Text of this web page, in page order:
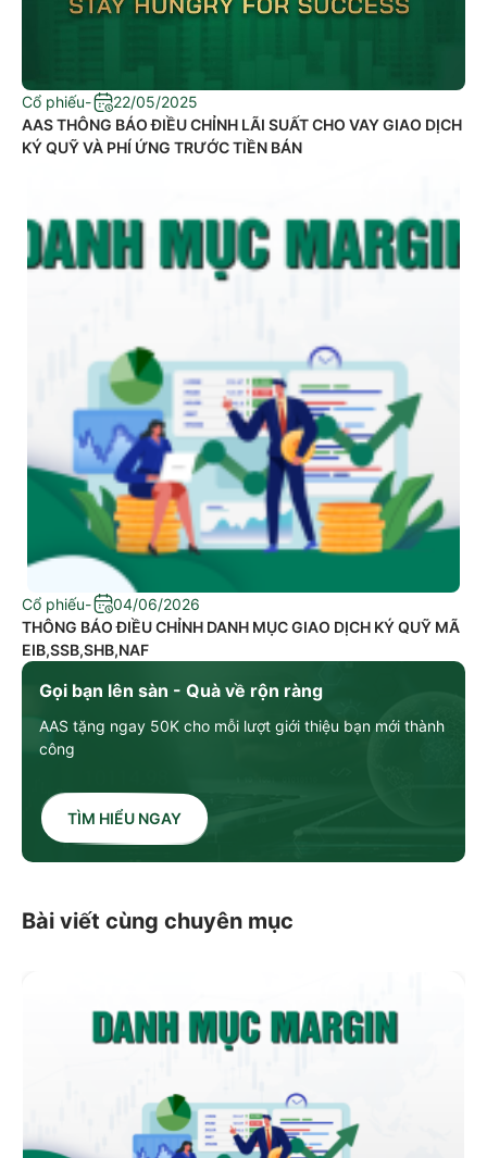
Gọi bạn lên sàn - Quà về rộn ràng
AAS tặng ngay 50K cho mỗi lượt giới thiệu bạn mới thành
công
TÌM HIỂU NGAY
Cổ phiếu-
22/05/2025
​AAS THÔNG BÁO ĐIỀU CHỈNH LÃI SUẤT CHO VAY GIAO DỊCH
KÝ QUỸ VÀ PHÍ ỨNG TRƯỚC TIỀN BÁN
Cổ phiếu-
04/06/2026
THÔNG BÁO ĐIỀU CHỈNH DANH MỤC GIAO DỊCH KÝ QUỸ MÃ
EIB,SSB,SHB,NAF
Bài viết cùng chuyên mục